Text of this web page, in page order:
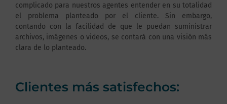
complicado para nuestros agentes entender en su totalidad
el problema planteado por el cliente. Sin embargo,
contando con la facilidad de que le puedan suministrar
archivos, imágenes o videos, se contará con una visión más
clara de lo planteado.
Clientes más satisfechos: